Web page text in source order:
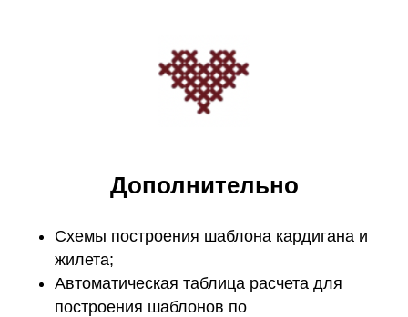
Дополнительно
Схемы построения шаблона кардигана и
жилета;
Автоматическая таблица расчета для
построения шаблонов по